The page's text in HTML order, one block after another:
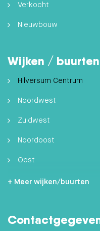
Verkocht
Nieuwbouw
Wijken / buurten
Hilversum Centrum
Noordwest
Zuidwest
Noordoost
Oost
Zuidoost
Zuid
+ Meer wijken/buurten